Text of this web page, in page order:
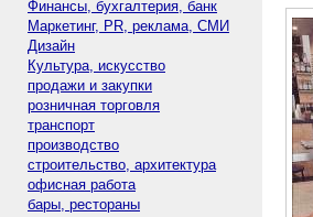
Финансы, бухгалтерия, банк
Маркетинг, PR, реклама, СМИ
Дизайн
Культура, искусство
продажи и закупки
розничная торговля
транспорт
производство
строительство, архитектура
офисная работа
бары, рестораны